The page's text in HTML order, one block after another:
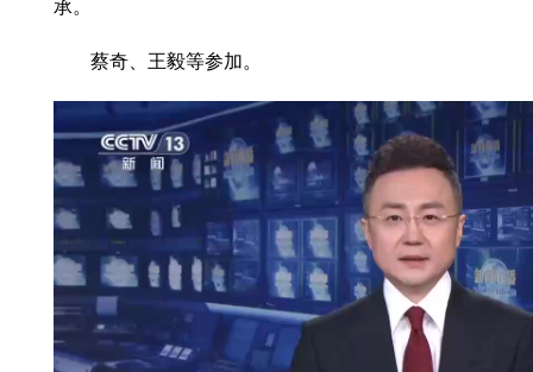
承。
蔡奇、王毅等参加。